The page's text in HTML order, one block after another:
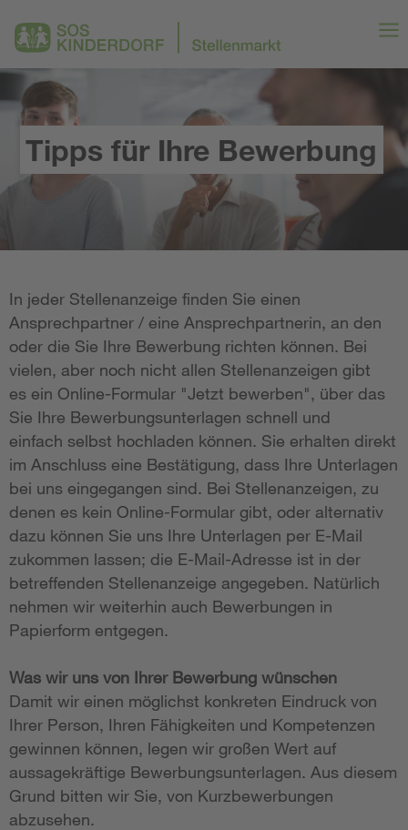
Tipps für Ihre Bewerbung
In jeder Stellenanzeige finden Sie einen
Ansprechpartner / eine Ansprechpartnerin, an den
oder die Sie Ihre Bewerbung richten können. Bei
vielen, aber noch nicht allen Stellenanzeigen gibt
es ein Online-Formular "Jetzt bewerben", über das
Sie Ihre Bewerbungsunterlagen schnell und
einfach selbst hochladen können. Sie erhalten direkt
im Anschluss eine Bestätigung, dass Ihre Unterlagen
bei uns eingegangen sind. Bei Stellenanzeigen, zu
denen es kein Online-Formular gibt, oder alternativ
dazu können Sie uns Ihre Unterlagen per E-Mail
zukommen lassen; die E-Mail-Adresse ist in der
betreffenden Stellenanzeige angegeben. Natürlich
nehmen wir weiterhin auch Bewerbungen in
Papierform entgegen.
Was wir uns von Ihrer Bewerbung wünschen
Damit wir einen möglichst konkreten Eindruck von
Ihrer Person, Ihren Fähigkeiten und Kompetenzen
gewinnen können, legen wir großen Wert auf
aussagekräftige Bewerbungsunterlagen. Aus diesem
Grund bitten wir Sie, von Kurzbewerbungen
abzusehen.